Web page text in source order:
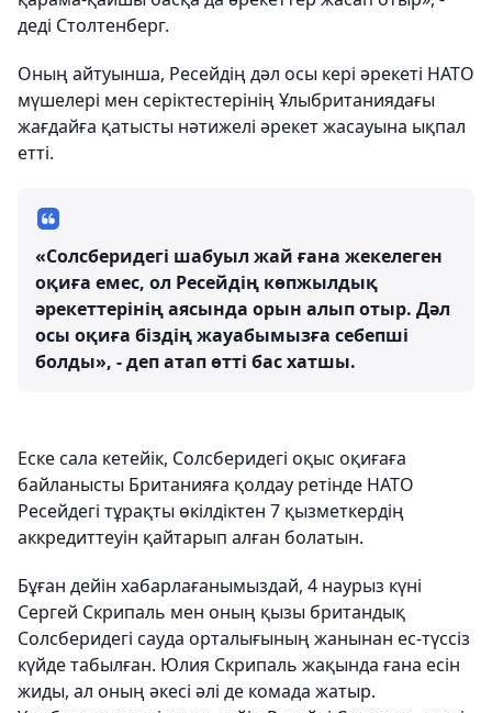
деді Столтенберг.
Оның айтуынша, Ресейдің дәл осы кері әрекеті НАТО
мүшелері мен серіктестерінің Ұлыбританиядағы
жағдайға қатысты нәтижелі әрекет жасауына ықпал
етті.
«Солсберидегі шабуыл жай ғана жекелеген
оқиға емес, ол Ресейдің көпжылдық
әрекеттерінің аясында орын алып отыр. Дәл
осы оқиға біздің жауабымызға себепші
болды», - деп атап өтті бас хатшы.
Еске сала кетейік, Солсберидегі оқыс оқиғаға
байланысты Британияға қолдау ретінде НАТО
Ресейдегі тұрақты өкілдіктен 7 қызметкердің
аккредиттеуін қайтарып алған болатын.
Бұған дейін хабарлағанымыздай, 4 наурыз күні
Сергей Скрипаль мен оның қызы британдық
Солсберидегі сауда орталығының жанынан ес-түссіз
күйде табылған. Юлия Скрипаль жақында ғана есін
жиды, ал оның әкесі әлі де комада жатыр.